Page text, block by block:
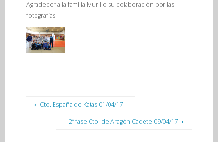
Agradecer a la familia Murillo su colaboración por las
fotografías.
Cto. España de Katas 01/04/17
2º fase Cto. de Aragón Cadete 09/04/17